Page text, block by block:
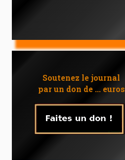
Soutenez le journal
par un don de ... euros